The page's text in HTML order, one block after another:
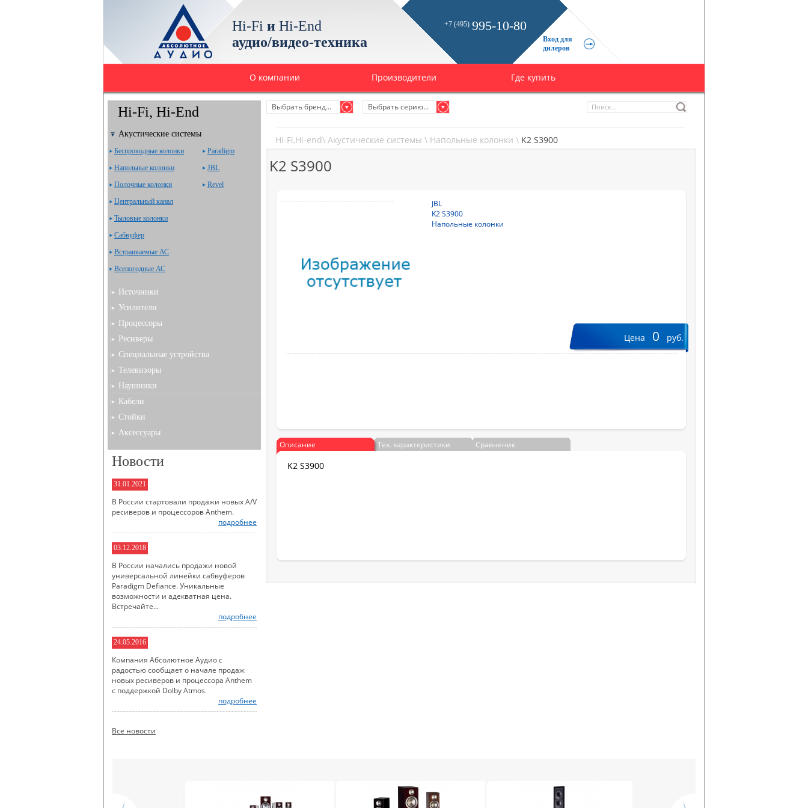
Hi-Fi и Hi-End
аудио/видео-техника
+7 (495) 995-10-80
Вход для
дилеров
О компании Производители Где купить
Выбрать бренд... Выбрать серию...
Hi-Fi,Hi-end\ Акустические системы \ Напольные колонки \ K2 S3900
K2 S3900
JBL
K2 S3900
Напольные колонки
Цена 0 руб.
Описание Тех. характеристики Сравнение
K2 S3900
Hi-Fi, Hi-End
Акустические системы
Беспроводные колонки
Напольные колонки
Полочные колонки
Центральный канал
Тыловые колонки
Сабвуфер
Встраиваемые АС
Всепогодные АС
Paradigm
JBL
Revel
Источники
Усилители
Процессоры
Ресиверы
Специальные устройства
Телевизоры
Наушники
Кабели
Стойки
Аксессуары
Новости
31.01.2021
В России стартовали продажи новых A/V
ресиверов и процессоров Anthem.
подробнее
03.12.2018
В России начались продажи новой
универсальной линейки сабвуферов
Paradigm Defiance. Уникальные
возможности и адекватная цена.
Встречайте...
подробнее
24.05.2016
Компания Абсолютное Аудио с
радостью сообщает о начале продаж
новых ресиверов и процессора Anthem
с поддержкой Dolby Atmos.
подробнее
Все новости